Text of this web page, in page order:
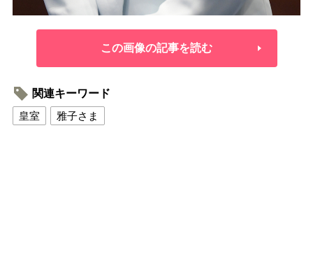
この画像の記事を読む
関連キーワード
皇室
雅子さま